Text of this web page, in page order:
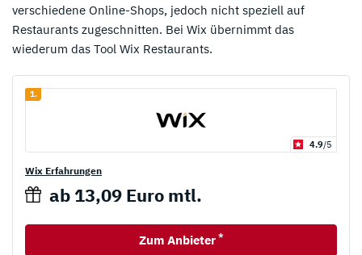
verschiedene Online-Shops, jedoch nicht speziell auf
Restaurants zugeschnitten. Bei Wix übernimmt das
wiederum das Tool Wix Restaurants.
1.
4.9/5
Wix Erfahrungen
ab 13,09 Euro mtl.
Zum Anbieter *